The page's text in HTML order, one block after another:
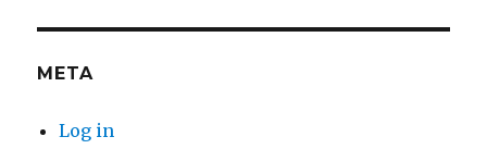
META
Log in